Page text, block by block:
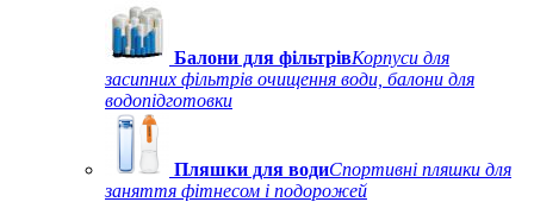
Балони для фільтрівКорпуси для
засипних фільтрів очищення води, балони для
водопідготовки
Пляшки для водиСпортивні пляшки для
заняття фітнесом і подорожей